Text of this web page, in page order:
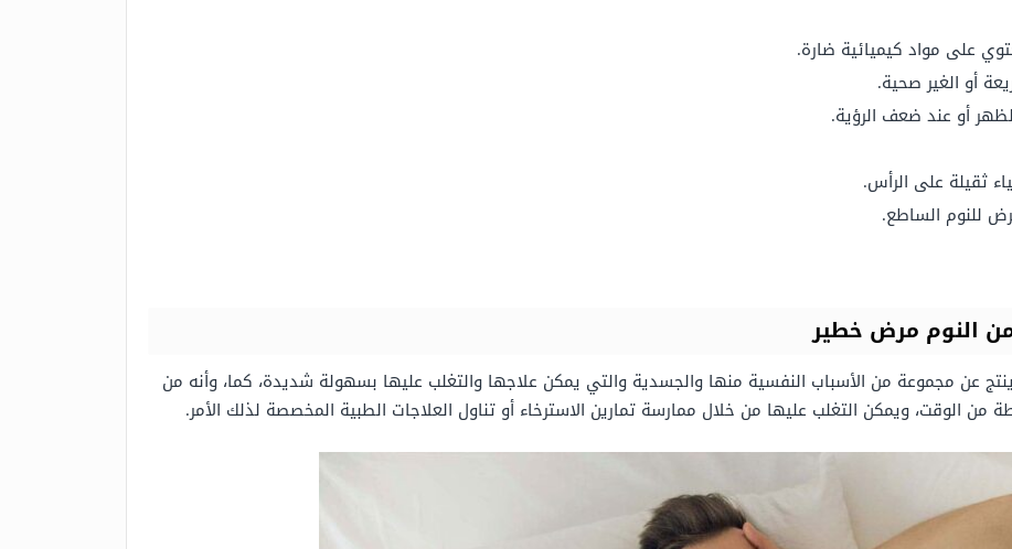
على مواد كيميائية ضارة.
أو الغير صحية.
أو عند ضعف الرؤية.
ثقيلة على الرأس.
للنوم الساطع.
النوم مرض خطير
عن مجموعة من الأسباب النفسية منها والجسدية والتي يمكن علاجها والتغلب عليها بسهولة شديدة، كما، وأنه من
الوقت، ويمكن التغلب عليها من خلال ممارسة تمارين الاسترخاء أو تناول العلاجات الطبية المخصصة لذلك الأمر.